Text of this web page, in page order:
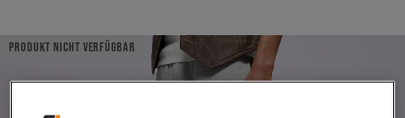
PRODUKT NICHT VERFÜGBAR